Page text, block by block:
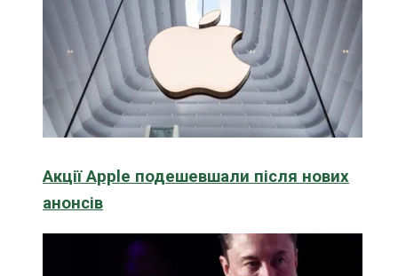
Акції Apple подешевшали після нових
анонсів